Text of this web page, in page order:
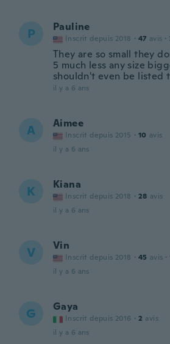
P Pauline
Inscrit depuis 2018 · 47 avis ·
They are so small they
5 much less any size
shouldn't even be listed
il y a 6 ans
A Aimee
Inscrit depuis 2015 · 10 avis
il y a 6 ans
K Kiana
Inscrit depuis 2018 · 28 avis
il y a 6 ans
V Vin
Inscrit depuis 2018 · 45 avis ·
il y a 6 ans
G Gaya
Inscrit depuis 2016 · 2 avis
il y a 6 ans